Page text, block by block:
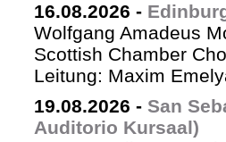
16.08.2026 -
Wolfgang Amadeus
Scottish Chamber
Leitung: Maxim
19.08.2026 - San
Auditorio Kursaal)